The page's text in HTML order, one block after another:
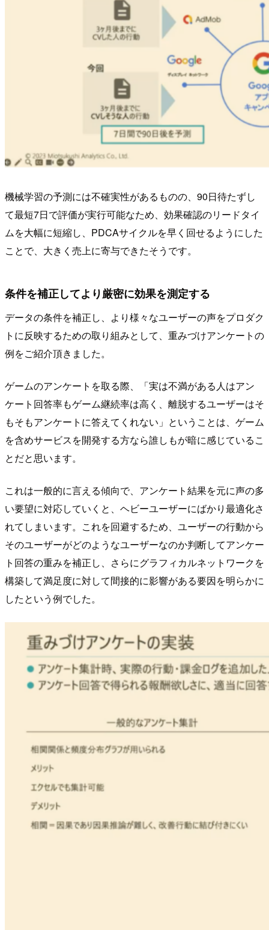
機械学習の予測には不確実性があるものの、90日待たずし
て最短7日で評価が実行可能なため、効果確認のリードタイ
ムを大幅に短縮し、PDCAサイクルを早く回せるようにした
ことで、大きく売上に寄与できたそうです。
条件を補正してより厳密に効果を測定する
データの条件を補正し、より様々なユーザーの声をプロダク
トに反映するための取り組みとして、重みづけアンケートの
例をご紹介頂きました。
ゲームのアンケートを取る際、「実は不満がある人はアン
ケート回答率もゲーム継続率は高く、離脱するユーザーはそ
もそもアンケートに答えてくれない」ということは、ゲーム
を含めサービスを開発する方なら誰しもが暗に感じているこ
とだと思います。
これは一般的に言える傾向で、アンケート結果を元に声の多
い要望に対応していくと、ヘビーユーザーにばかり最適化さ
れてしまいます。これを回避するため、ユーザーの行動から
そのユーザーがどのようなユーザーなのか判断してアンケー
ト回答の重みを補正し、さらにグラフィカルネットワークを
構築して満足度に対して間接的に影響がある要因を明らかに
したという例でした。